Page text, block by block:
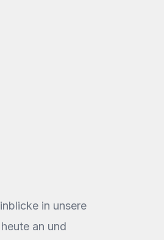
in unsere
an und